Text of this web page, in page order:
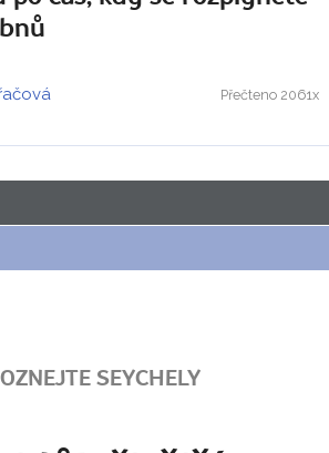
Přečteno 2061x
SEYCHELY